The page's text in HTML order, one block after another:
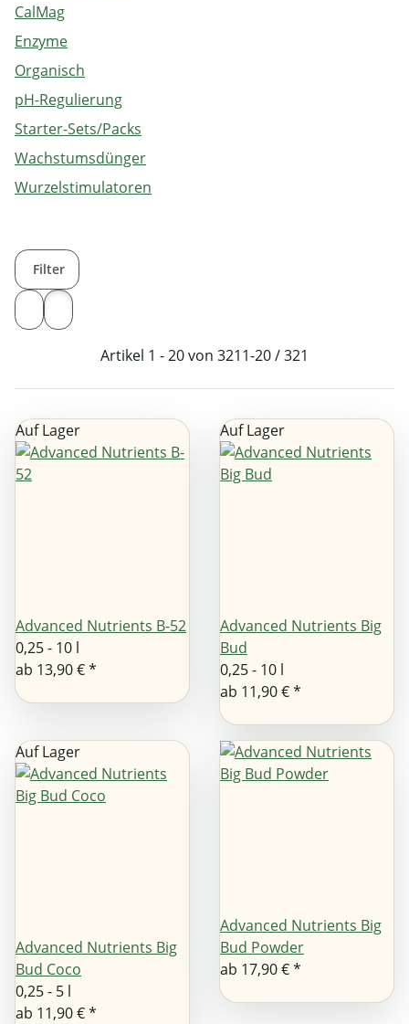
CalMag
Enzyme
Organisch
pH-Regulierung
Starter-Sets/Packs
Wachstumsdünger
Wurzelstimulatoren
Filter
Artikel 1 - 20 von 3211-20 / 321
Auf Lager
Advanced Nutrients B-52
0,25 - 10 l
ab 13,90 €*
Auf Lager
Advanced Nutrients Big
Bud
0,25 - 10 l
ab 11,90 €*
Auf Lager
Advanced Nutrients Big
Bud Coco
0,25 - 5 l
ab 11,90 €*
Advanced Nutrients Big
Bud Powder
ab 17,90 €*